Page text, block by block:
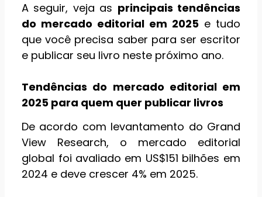
A seguir, veja as principais tendências
do mercado editorial em 2025 e tudo
que você precisa saber para ser escritor
e publicar seu livro neste próximo ano.
Tendências do mercado editorial em
2025 para quem quer publicar livros
De acordo com levantamento do Grand
View Research, o mercado editorial
global foi avaliado em US$151 bilhões em
2024 e deve crescer 4% em 2025.